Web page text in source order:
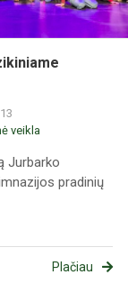
veikla
Jurbarko
pradinių
Plačiau